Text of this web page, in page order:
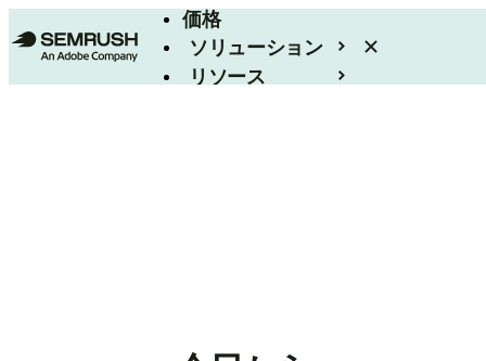
価格
ソリューション
リソース